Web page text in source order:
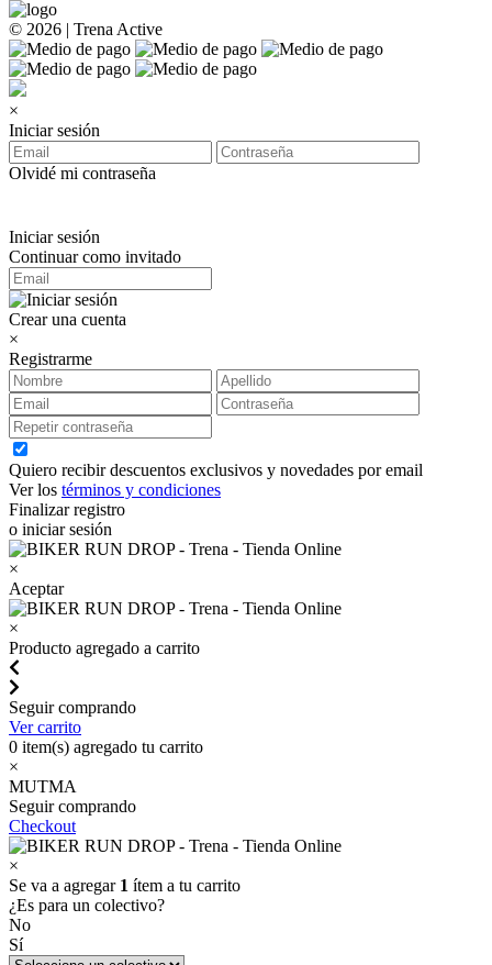
© 2026 | Trena Active
×
Iniciar sesión
Olvidé mi contraseña
Iniciar sesión
Continuar como invitado
Crear una cuenta
×
Registrarme
Quiero recibir descuentos exclusivos y novedades por email
Ver los términos y condiciones
Finalizar registro
o iniciar sesión
×
Aceptar
×
Producto agregado a carrito
Seguir comprando
Ver carrito
0 item(s) agregado tu carrito
×
MUTMA
Seguir comprando
Checkout
×
Se va a agregar 1 ítem a tu carrito
¿Es para un colectivo?
No
Sí